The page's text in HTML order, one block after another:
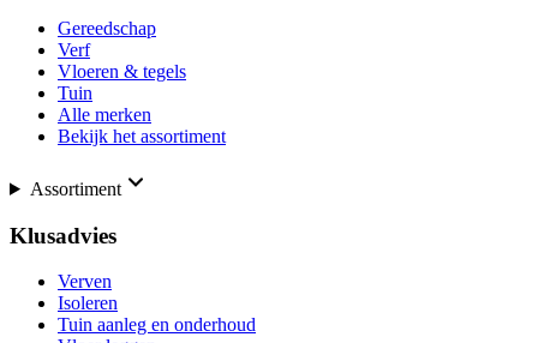
Gereedschap
Verf
Vloeren & tegels
Tuin
Alle merken
Bekijk het assortiment
Assortiment
Klusadvies
Verven
Isoleren
Tuin aanleg en onderhoud